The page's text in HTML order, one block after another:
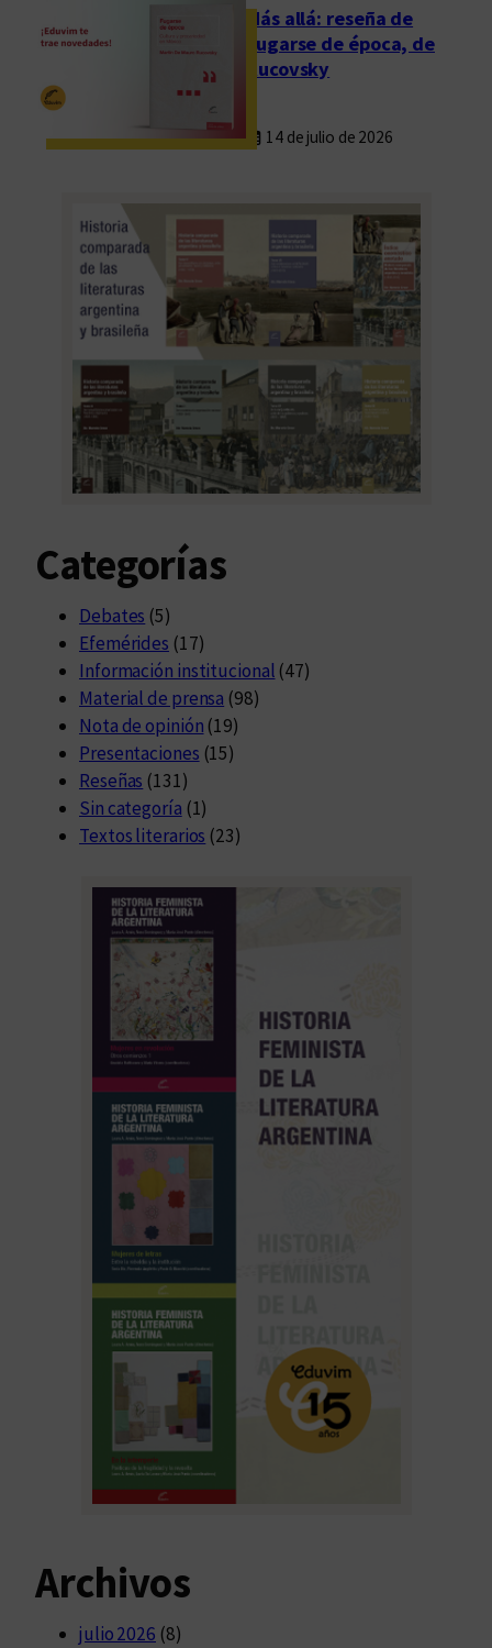
t
Más allá: reseña de
Fugarse de época, de
Rucovsky
14 de julio de 2026
Categorías
Debates (5)
Efemérides (17)
Información institucional (47)
Material de prensa (98)
Nota de opinión (19)
Presentaciones (15)
Reseñas (131)
Sin categoría (1)
Textos literarios (23)
Archivos
julio 2026 (8)